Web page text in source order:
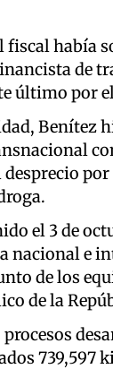
fiscal había
de
último por
Benítez
desprecio
el 3 de
nacional e
de los
de la
739,597